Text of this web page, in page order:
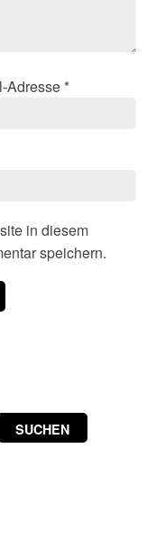
Adresse *
in diesem
speichern.
SUCHEN